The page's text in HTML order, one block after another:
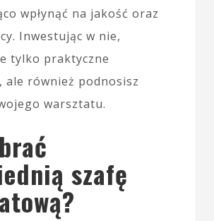
wpłynąć na jakość oraz
Inwestując w nie,
tylko praktyczne
ale również podnosisz
warsztatu.
szafę